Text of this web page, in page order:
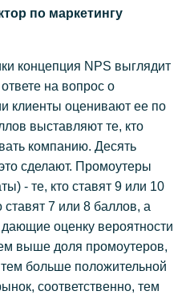
по маркетингу
концепция NPS выглядит
на вопрос о
клиенты оценивают ее по
выставляют те, кто
компанию. Десять
сделают. Промоутеры
- те, кто ставят 9 или 10
7 или 8 баллов, а
оценку вероятности
выше доля промоутеров,
больше положительной
соответственно, тем